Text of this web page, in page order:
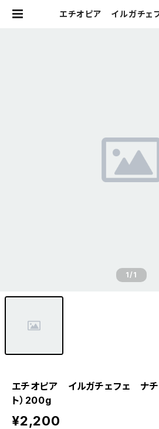
エチオピア イルガチェ
1/1
エチオピア イルガチェフェ ナチ
ト）200g
¥2,200